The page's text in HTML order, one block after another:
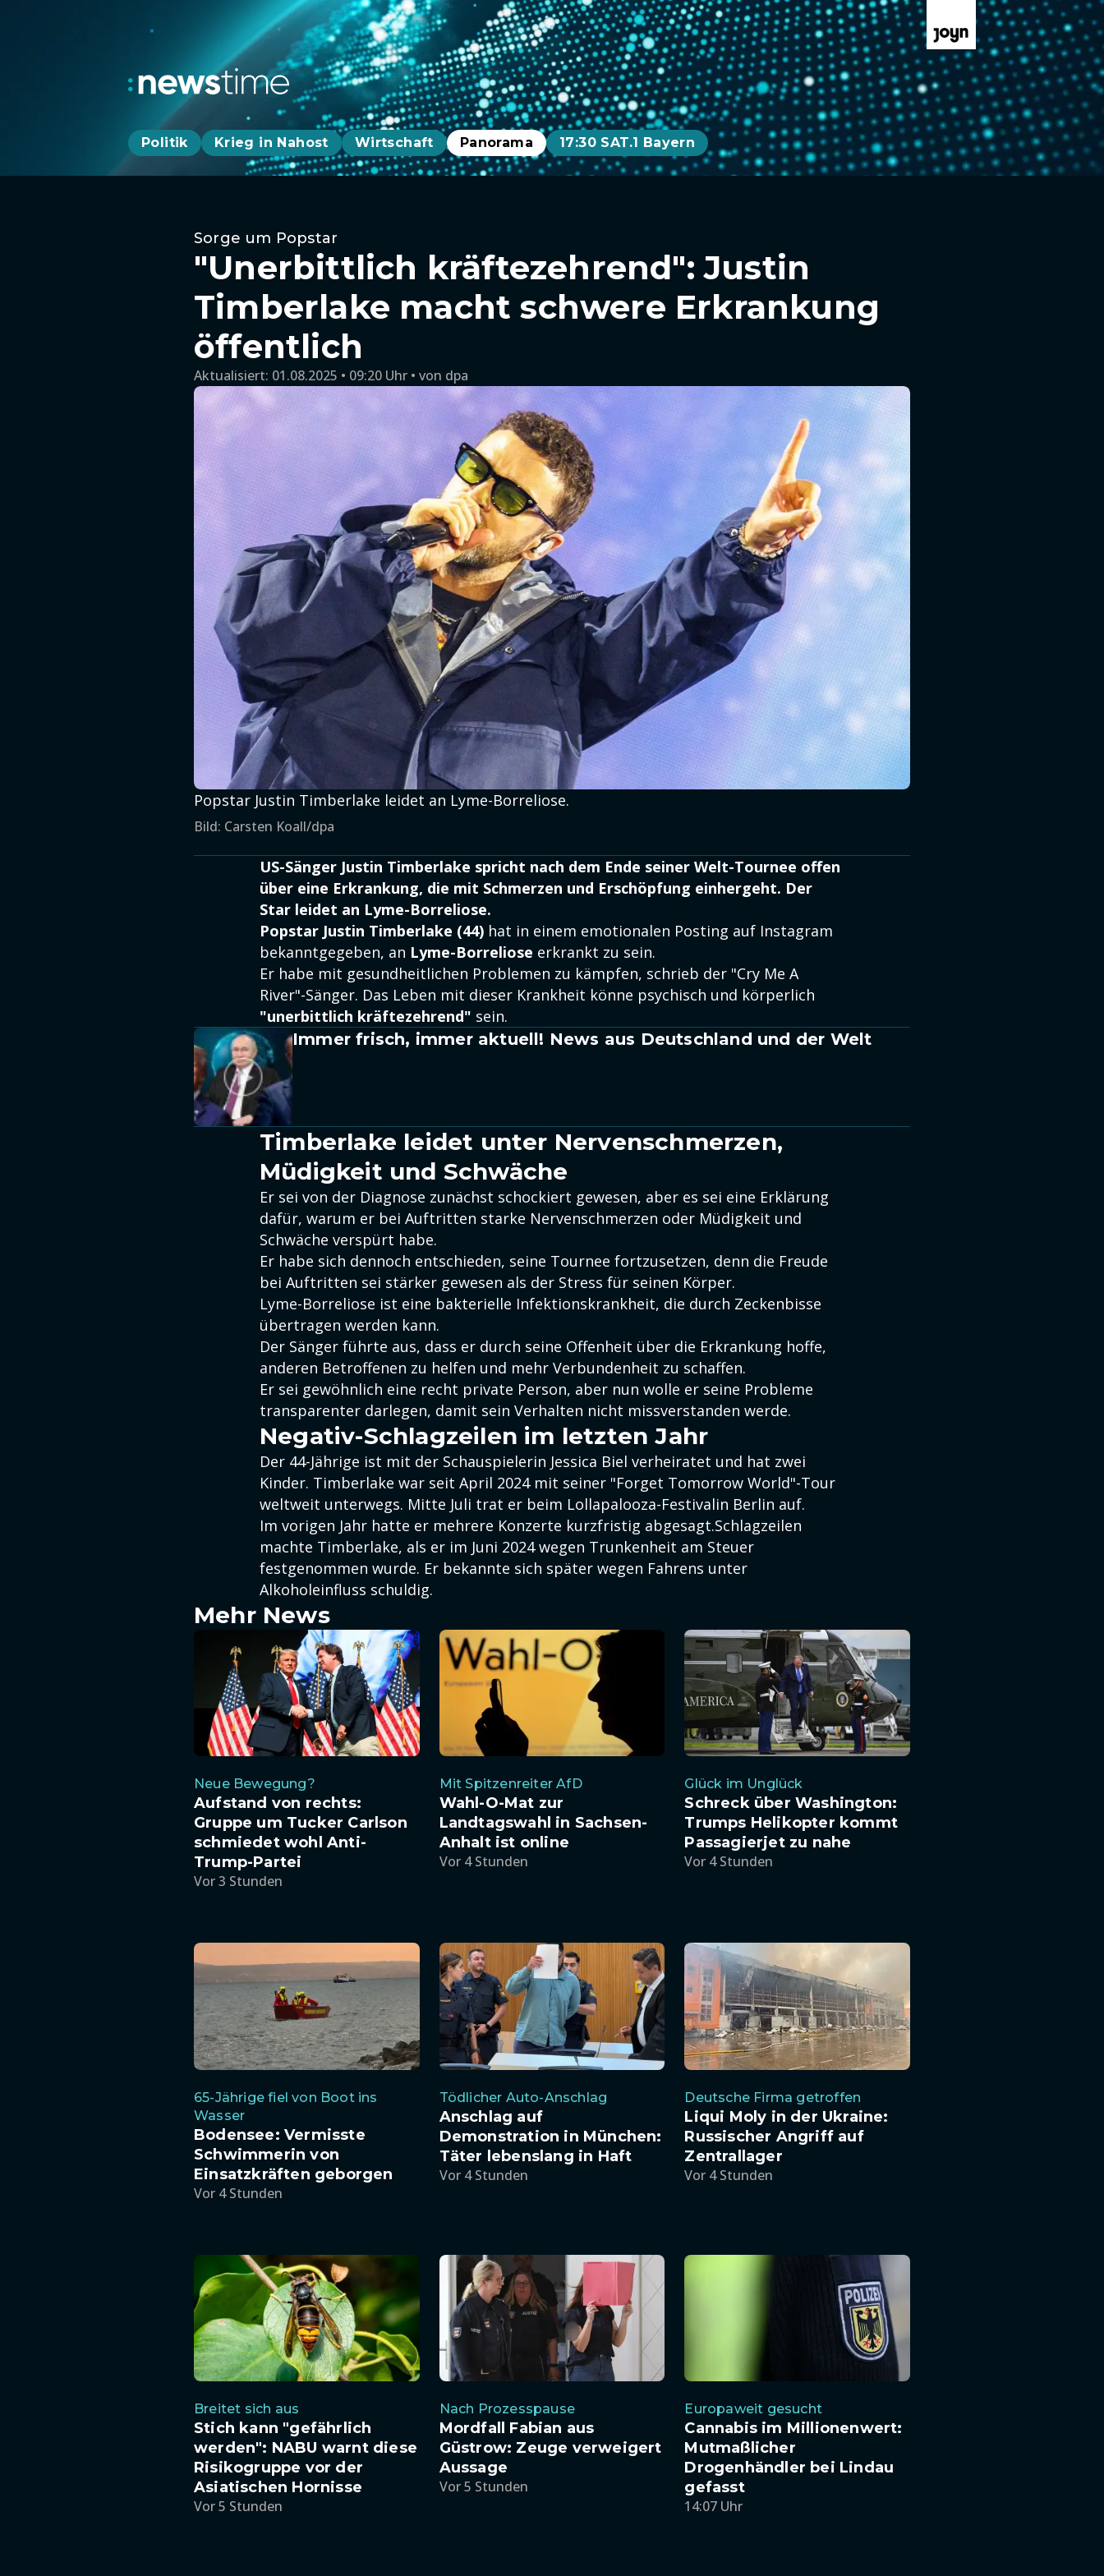
Politik Krieg in Nahost Wirtschaft Panorama 17:30 SAT.1 Bayern
Sorge um Popstar
"Unerbittlich kräftezehrend": Justin
Timberlake macht schwere Erkrankung
öffentlich
Aktualisiert: 01.08.2025 • 09:20 Uhr von dpa
Popstar Justin Timberlake leidet an Lyme-Borreliose.
Bild: Carsten Koall/dpa
US-Sänger Justin Timberlake spricht nach dem Ende seiner Welt-Tournee offen
über eine Erkrankung, die mit Schmerzen und Erschöpfung einhergeht. Der
Star leidet an Lyme-Borreliose.
Popstar Justin Timberlake (44) hat in einem emotionalen Posting auf Instagram
bekanntgegeben, an Lyme-Borreliose erkrankt zu sein.
Er habe mit gesundheitlichen Problemen zu kämpfen, schrieb der "Cry Me A
River"-Sänger. Das Leben mit dieser Krankheit könne psychisch und körperlich
"unerbittlich kräftezehrend" sein.
Immer frisch, immer aktuell! News aus Deutschland und der Welt
Timberlake leidet unter Nervenschmerzen,
Müdigkeit und Schwäche
Er sei von der Diagnose zunächst schockiert gewesen, aber es sei eine Erklärung
dafür, warum er bei Auftritten starke Nervenschmerzen oder Müdigkeit und
Schwäche verspürt habe.
Er habe sich dennoch entschieden, seine Tournee fortzusetzen, denn die Freude
bei Auftritten sei stärker gewesen als der Stress für seinen Körper.
Lyme-Borreliose ist eine bakterielle Infektionskrankheit, die durch Zeckenbisse
übertragen werden kann.
Der Sänger führte aus, dass er durch seine Offenheit über die Erkrankung hoffe,
anderen Betroffenen zu helfen und mehr Verbundenheit zu schaffen.
Er sei gewöhnlich eine recht private Person, aber nun wolle er seine Probleme
transparenter darlegen, damit sein Verhalten nicht missverstanden werde.
Negativ-Schlagzeilen im letzten Jahr
Der 44-Jährige ist mit der Schauspielerin Jessica Biel verheiratet und hat zwei
Kinder. Timberlake war seit April 2024 mit seiner "Forget Tomorrow World"-Tour
weltweit unterwegs. Mitte Juli trat er beim Lollapalooza-Festivalin Berlin auf.
Im vorigen Jahr hatte er mehrere Konzerte kurzfristig abgesagt.Schlagzeilen
machte Timberlake, als er im Juni 2024 wegen Trunkenheit am Steuer
festgenommen wurde. Er bekannte sich später wegen Fahrens unter
Alkoholeinfluss schuldig.
Mehr News
Neue Bewegung?
Aufstand von rechts:
Gruppe um Tucker Carlson
schmiedet wohl Anti-
Trump-Partei
Vor 3 Stunden
Mit Spitzenreiter AfD
Wahl-O-Mat zur
Landtagswahl in Sachsen-
Anhalt ist online
Vor 4 Stunden
Glück im Unglück
Schreck über Washington:
Trumps Helikopter kommt
Passagierjet zu nahe
Vor 4 Stunden
65-Jährige fiel von Boot ins
Wasser
Bodensee: Vermisste
Schwimmerin von
Einsatzkräften geborgen
Vor 4 Stunden
Tödlicher Auto-Anschlag
Anschlag auf
Demonstration in München:
Täter lebenslang in Haft
Vor 4 Stunden
Deutsche Firma getroffen
Liqui Moly in der Ukraine:
Russischer Angriff auf
Zentrallager
Vor 4 Stunden
Breitet sich aus
Stich kann "gefährlich
werden": NABU warnt diese
Risikogruppe vor der
Asiatischen Hornisse
Vor 5 Stunden
Nach Prozesspause
Mordfall Fabian aus
Güstrow: Zeuge verweigert
Aussage
Vor 5 Stunden
Europaweit gesucht
Cannabis im Millionenwert:
Mutmaßlicher
Drogenhändler bei Lindau
gefasst
14:07 Uhr